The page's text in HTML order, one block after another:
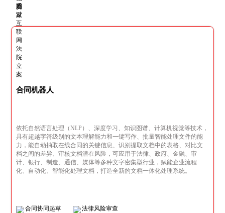
合同机器人
依托自然语言处理（NLP）、深度学习、知识图谱、计算机视觉等技术，
具有超越字符级别的文本理解能力和一键写作、批量智能处理文件的能
力，能自动抽取在线合同的关键信息、识别提取文档中的表格、对比文
档之间的差异、审核文档潜在风险，可应用于法律、政府、金融、审
计、银行、制造、通信、媒体等多种文字密集型行业，赋能企业流程
化、自动化、智能化处理文档，打造全新的文档一体化处理系统。
合同协同起草 法律风险审查